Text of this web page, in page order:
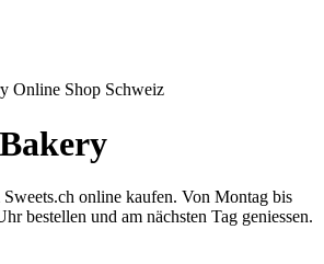
Online Shop Schweiz
Sweets.ch online kaufen. Von Montag bis
bestellen und am nächsten Tag geniessen.